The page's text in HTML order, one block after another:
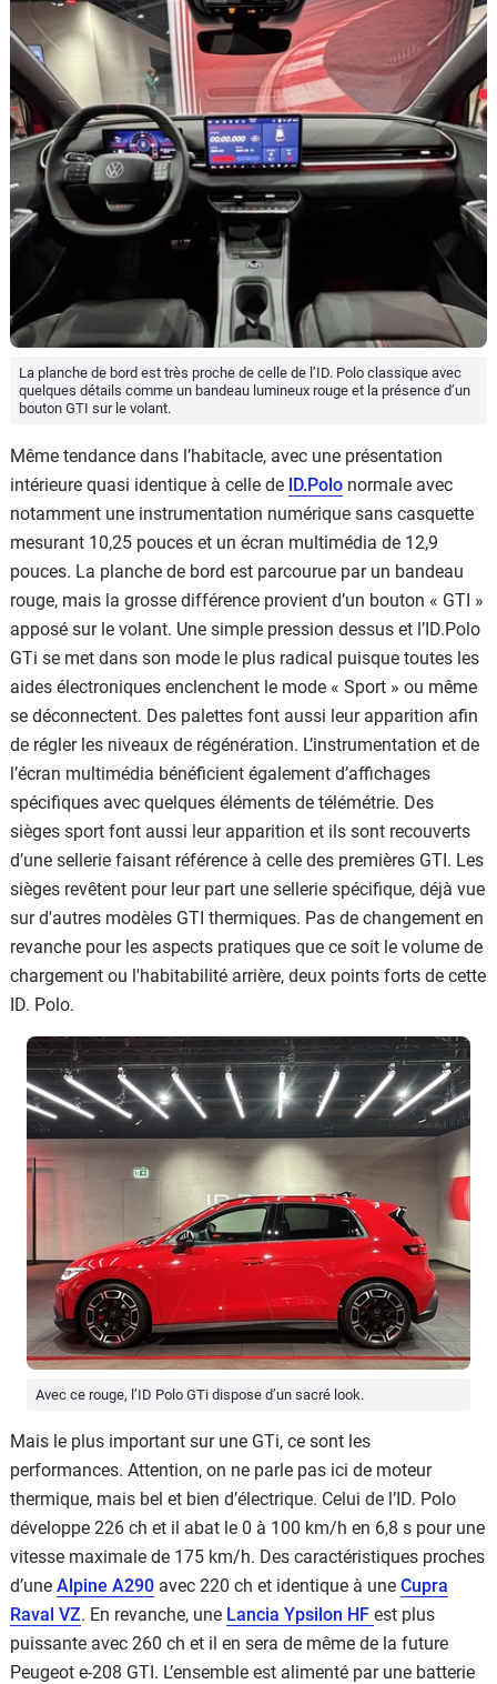
La planche de bord est très proche de celle de l’ID. Polo classique avec
quelques détails comme un bandeau lumineux rouge et la présence d’un
bouton GTI sur le volant.
Même tendance dans l’habitacle, avec une présentation
intérieure quasi identique à celle de lD.Polo normale avec
notamment une instrumentation numérique sans casquette
mesurant 10,25 pouces et un écran multimédia de 12,9
pouces. La planche de bord est parcourue par un bandeau
rouge, mais la grosse différence provient d’un bouton « GTI »
apposé sur le volant. Une simple pression dessus et l’ID.Polo
GTi se met dans son mode le plus radical puisque toutes les
aides électroniques enclenchent le mode « Sport » ou même
se déconnectent. Des palettes font aussi leur apparition afin
de régler les niveaux de régénération. L’instrumentation et de
l’écran multimédia bénéficient également d’affichages
spécifiques avec quelques éléments de télémétrie. Des
sièges sport font aussi leur apparition et ils sont recouverts
d’une sellerie faisant référence à celle des premières GTI. Les
sièges revêtent pour leur part une sellerie spécifique, déjà vue
sur d'autres modèles GTI thermiques. Pas de changement en
revanche pour les aspects pratiques que ce soit le volume de
chargement ou l'habitabilité arrière, deux points forts de cette
ID. Polo.
Avec ce rouge, l’ID Polo GTi dispose d’un sacré look.
Mais le plus important sur une GTi, ce sont les
performances. Attention, on ne parle pas ici de moteur
thermique, mais bel et bien d’électrique. Celui de l’ID. Polo
développe 226 ch et il abat le 0 à 100 km/h en 6,8 s pour une
vitesse maximale de 175 km/h. Des caractéristiques proches
d’une Alpine A290 avec 220 ch et identique à une Cupra
Raval VZ. En revanche, une Lancia Ypsilon HF est plus
puissante avec 260 ch et il en sera de même de la future
Peugeot e-208 GTI. L’ensemble est alimenté par une batterie